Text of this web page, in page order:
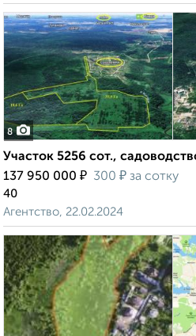
8
Участок 5256 сот.,
137 950 000 ₽ 300 ₽ за сотку
40
Агентство, 22.02.2024